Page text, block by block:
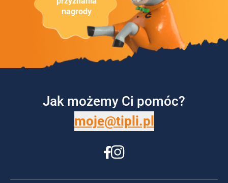
nagrody
Jak możemy Ci pomóc?
moje@tipli.pl